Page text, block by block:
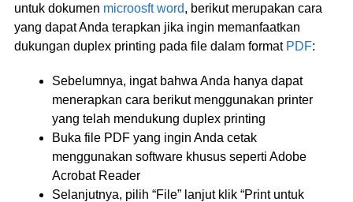
untuk dokumen microosft word, berikut merupakan cara
yang dapat Anda terapkan jika ingin memanfaatkan
dukungan duplex printing pada file dalam format PDF:
Sebelumnya, ingat bahwa Anda hanya dapat
menerapkan cara berikut menggunakan printer
yang telah mendukung duplex printing
Buka file PDF yang ingin Anda cetak
menggunakan software khusus seperti Adobe
Acrobat Reader
Selanjutnya, pilih “File” lanjut klik “Print untuk